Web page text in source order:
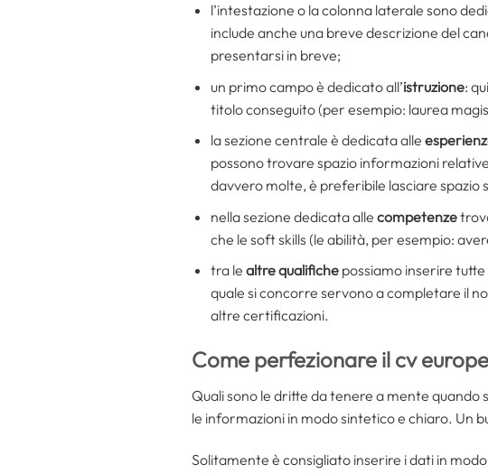
l’intestazione o la colonna laterale sono
include anche una breve descrizione del
presentarsi in breve;
un primo campo è dedicato all’istruzione:
titolo conseguito (per esempio: laurea
la sezione centrale è dedicata alle
possono trovare spazio informazioni
davvero molte, è preferibile lasciare spazio
nella sezione dedicata alle competenze
che le soft skills (le abilità, per esempio:
tra le altre qualifichepossiamo inserire
quale si concorre servono a completare il
altre certificazioni.
Come perfezionare il cv
Quali sono le dritte da tenere a mente quando
le informazioni in modo sintetico e chiaro. Un
Solitamente è consigliato inserire i dati in